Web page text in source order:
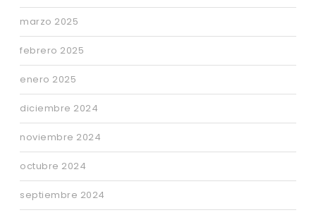
marzo 2025
febrero 2025
enero 2025
diciembre 2024
noviembre 2024
octubre 2024
septiembre 2024